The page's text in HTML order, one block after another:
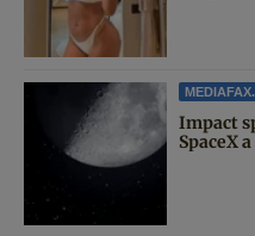
Impact
SpaceX